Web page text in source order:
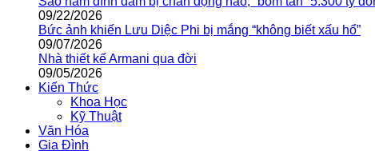
09/22/2026
Bức ảnh khiến Lưu Diệc Phi bị mắng “không biết xấu hổ”
09/07/2026
Nhà thiết kế Armani qua đời
09/05/2026
Kiến Thức
Khoa Học
Kỹ Thuật
Văn Hóa
Gia Đình